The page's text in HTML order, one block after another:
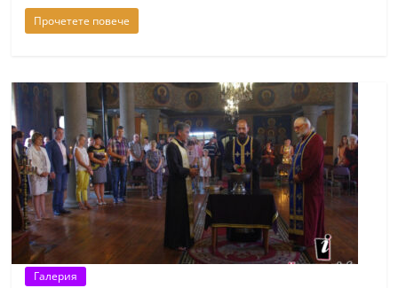
Прочетете повече
Галерия